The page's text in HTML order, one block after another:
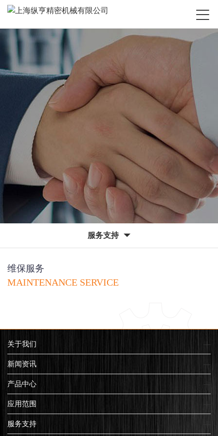
服务支持
维保服务
MAINTENANCE SERVICE
关于我们
新闻资讯
产品中心
应用范围
服务支持